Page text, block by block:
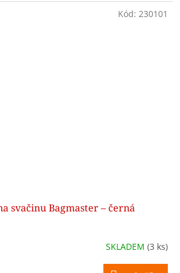
svačinu Bagmaster – černá
SKLADEM (3 ks)
Kód: 230101